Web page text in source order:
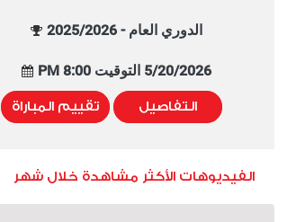
الدوري العام - 2025/2026
5/20/2026 التوقيت 8:00 PM
التفاصيل تقييم المباراة
الفيديوهات الأكثر مشاهدة خلال شهر